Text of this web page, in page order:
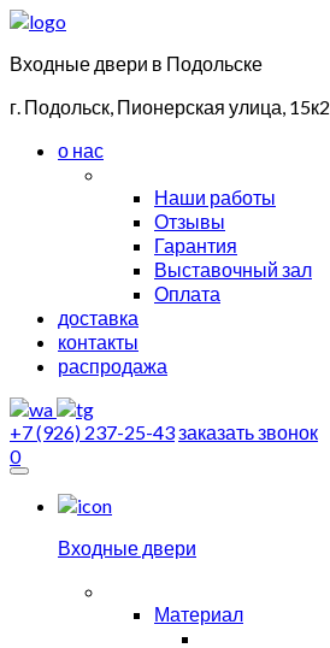
Входные двери в Подольске
г. Подольск, Пионерская улица, 15к2
о нас
Наши работы
Отзывы
Гарантия
Выставочный зал
Оплата
доставка
контакты
распродажа
+7 (926) 237-25-43заказать звонок
0
Входные двери
Материал